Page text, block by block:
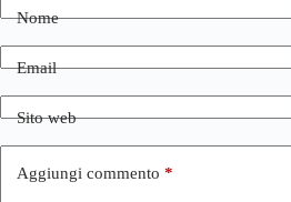
Nome
Email
Sito web
Aggiungi commento *